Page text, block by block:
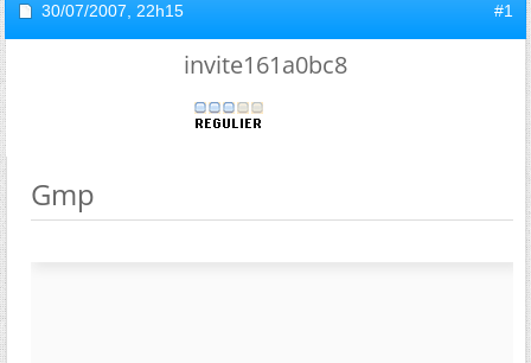
30/07/2007, 22h15 #1
invite161a0bc8
Gmp